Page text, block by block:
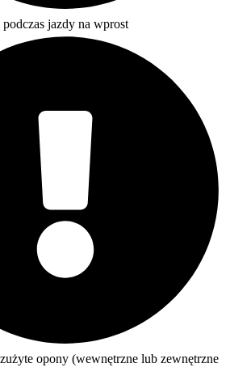
jazdy na wprost
opony (wewnętrzne lub zewnętrzne